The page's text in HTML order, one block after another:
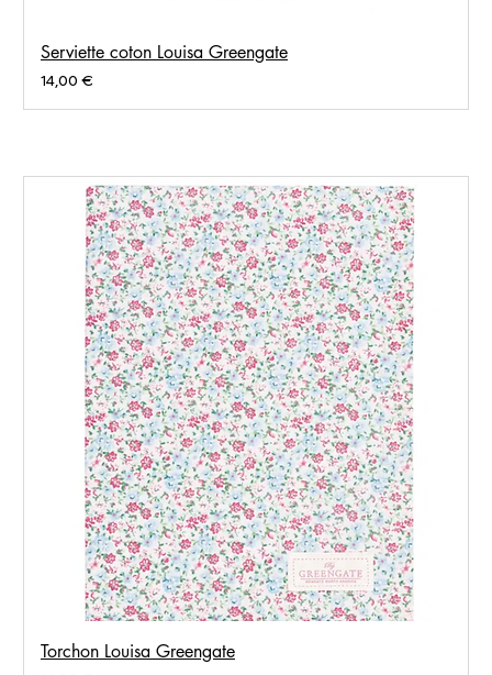
Serviette coton Louisa Greengate
Prix
14,00 €
Torchon Louisa Greengate